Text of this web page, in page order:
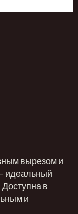
вырезом и
идеальный
в
и